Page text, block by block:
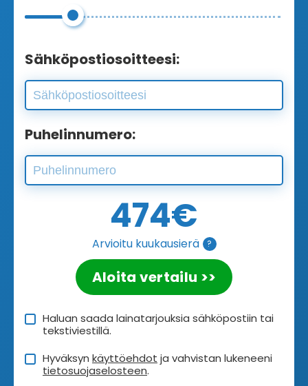
Sähköpostiosoitteesi:
Puhelinnumero:
474€
Arvioitu kuukausierä ?
Aloita vertailu >>
Haluan saada lainatarjouksia sähköpostiin tai
tekstiviestillä.
Hyväksyn käyttöehdot ja vahvistan lukeneeni
tietosuojaselosteen.